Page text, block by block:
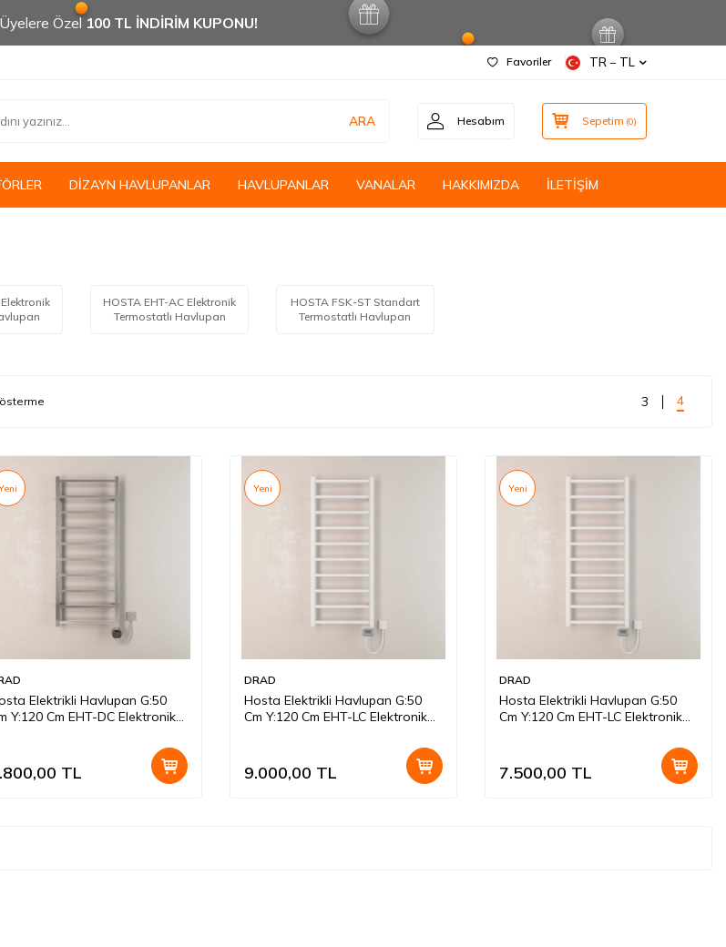
Özel 100 TL İNDİRİM KUPONU!
Favoriler TR − TL
ARA Hesabım Sepetim (0)
DİZAYN HAVLUPANLAR HAVLUPANLAR VANALAR HAKKIMIZDA İLETİŞİM
HOSTA EHT-AC Elektronik
Termostatlı Havlupan
HOSTA FSK-ST Standart
Termostatlı Havlupan
3 4
Elektrikli Havlupan G:50
Y:120 Cm EHT-DC Elektronik
TL
Yeni
DRAD
Hosta Elektrikli Havlupan G:50
Cm Y:120 Cm EHT-LC Elektronik
9.000,00 TL
Yeni
DRAD
Hosta Elektrikli Havlupan G:50
Cm Y:120 Cm EHT-LC Elektronik
7.500,00 TL